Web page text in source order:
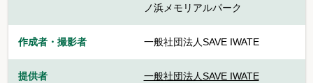
ノ浜メモリアルパーク
作成者・撮影者 一般社団法人SAVE IWATE
提供者 一般社団法人SAVE IWATE